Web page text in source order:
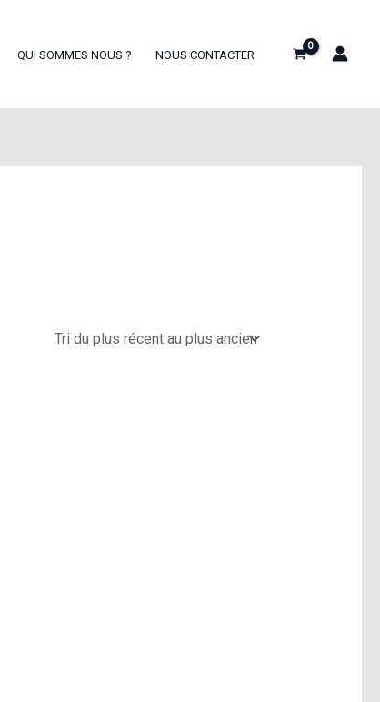
QUI SOMMES NOUS ? NOUS CONTACTER